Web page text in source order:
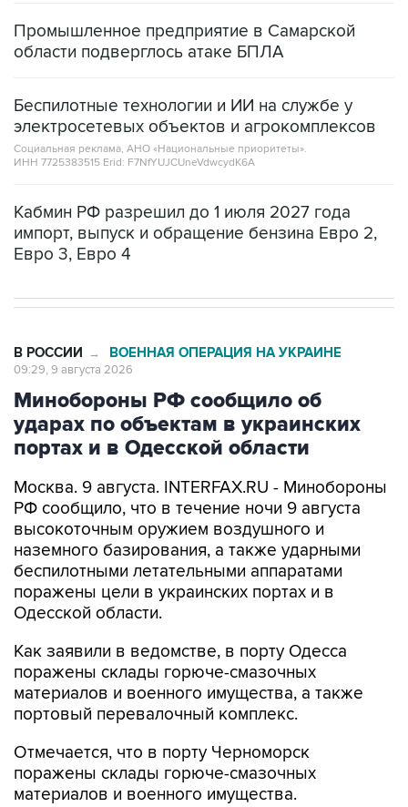
Промышленное предприятие в Самарской
области подверглось атаке БПЛА
Беспилотные технологии и ИИ на службе у
электросетевых объектов и агрокомплексов
Социальная реклама, АНО «Национальные приоритеты».
ИНН 7725383515 Erid: F7NfYUJCUneVdwcydK6A
Кабмин РФ разрешил до 1 июля 2027 года
импорт, выпуск и обращение бензина Евро 2,
Евро 3, Евро 4
В РОССИИ → ВОЕННАЯ ОПЕРАЦИЯ НА УКРАИНЕ
09:29, 9 августа 2026
Минобороны РФ сообщило об
ударах по объектам в украинских
портах и в Одесской области
Москва. 9 августа. INTERFAX.RU - Минобороны
РФ сообщило, что в течение ночи 9 августа
высокоточным оружием воздушного и
наземного базирования, а также ударными
беспилотными летательными аппаратами
поражены цели в украинских портах и в
Одесской области.
Как заявили в ведомстве, в порту Одесса
поражены склады горюче-смазочных
материалов и военного имущества, а также
портовый перевалочный комплекс.
Отмечается, что в порту Черноморск
поражены склады горюче-смазочных
материалов и военного имущества.